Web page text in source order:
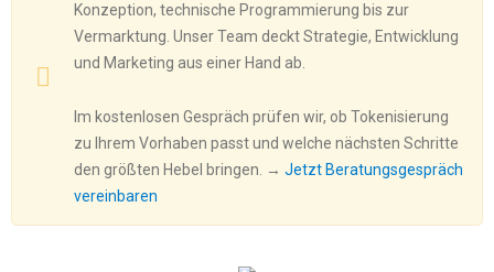
Konzeption, technische Programmierung bis zur
Vermarktung. Unser Team deckt Strategie, Entwicklung
und Marketing aus einer Hand ab.
Im kostenlosen Gespräch prüfen wir, ob Tokenisierung
zu Ihrem Vorhaben passt und welche nächsten Schritte
den größten Hebel bringen. → Jetzt Beratungsgespräch
vereinbaren